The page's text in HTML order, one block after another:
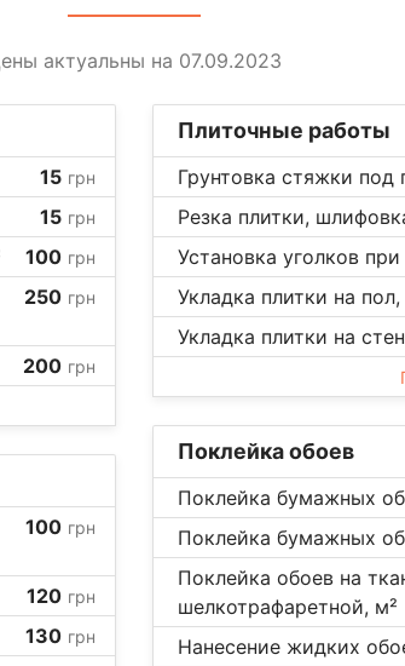
актуальны на 07.09.2023
15 грн
15 грн
100 грн
250 грн
200 грн
100 грн
120 грн
130 грн
Плиточные работы
Грунтовка стяжки под
Резка плитки,
Установка уголков
Укладка плитки на
Укладка плитки на
Поклейка обоев
Поклейка бумажных
Поклейка бумажных
Поклейка обоев на
шелкотрафаретной, м²
Нанесение жидких